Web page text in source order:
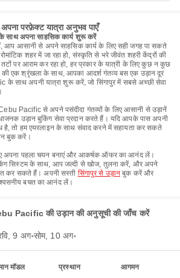
परफ़ेक्ट यात्रा अनुभव पाएँ
अपना साहसिक कार्य शुरू करें
आप आसानी से अपने साहसिक कार्य के लिए सही जगह पा सकते
शहर में जा रहा हो, संस्कृति से भरे जीवंत शहरी केंद्रों की
पर आराम कर रहा हो, हर प्रकार के यात्री के लिए कुछ न कुछ
की एक श्रृंखला के साथ, आपका आदर्श गंतव्य बस एक उड़ान दूर
के साथ अपनी यात्रा शुरू करें, जो सिंगापुर में सबसे अच्छी सेवा
Pacific से अपने पसंदीदा गंतव्यों के लिए आसानी से उड़ानें
उड़ान बुकिंग सेवा प्रदान करते हैं। यदि आपके पास अपनी
है, तो हम एयरलाइन के साथ संवाद करने में सहायता कर सकते
बुक करें।
अपना पहला चयन बनाएं और आकर्षक ऑफर का आनंद लें।
सिस्टम के साथ, आप जल्दी से खोज, तुलना करें, और अपने
कर सकते हैं। अपनी सस्ती सिंगापुर से उड़ान बुक करें और
बचत का आनंद लें।
Pacific की उड़ान की अनुसूची की जाँच करें
9 अग॰सोम, 10 अग॰
मॉडल प्रस्थान आगमन